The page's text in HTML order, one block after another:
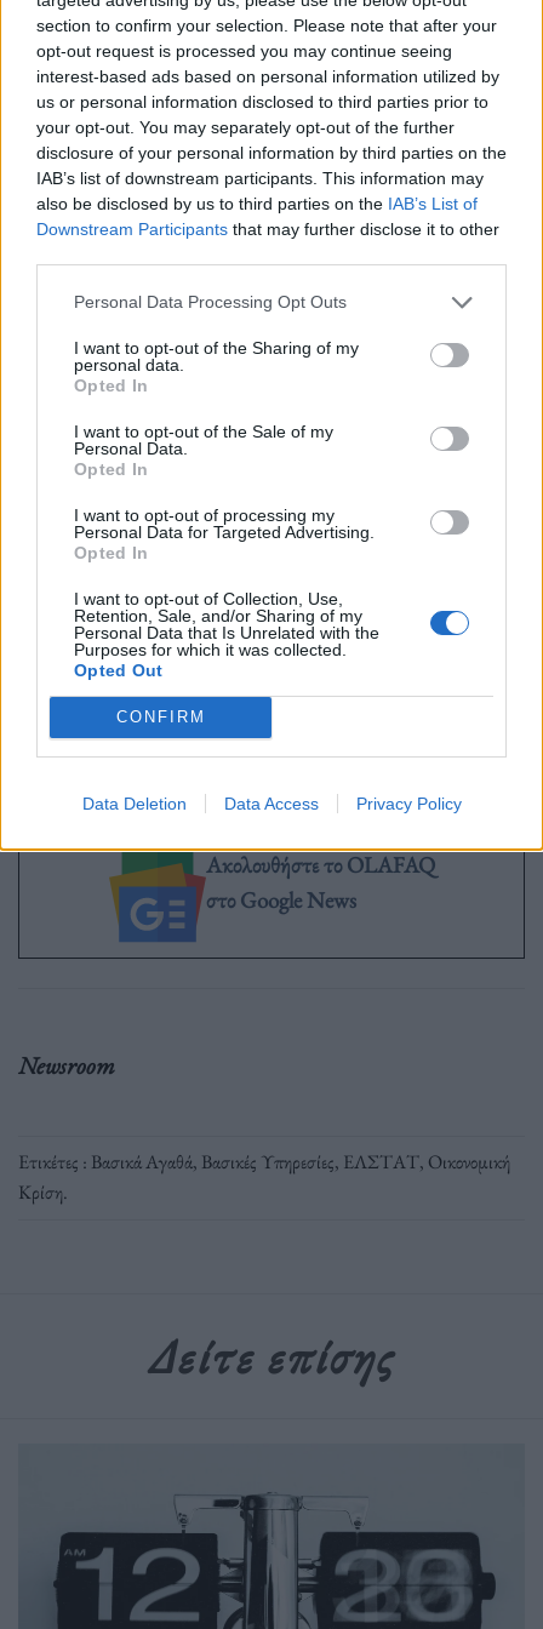
section to confirm your selection. Please note that after your
opt-out request is processed you may continue seeing
interest-based ads based on personal information utilized by
us or personal information disclosed to third parties prior to
your opt-out. You may separately opt-out of the further
disclosure of your personal information by third parties on the
IAB’s list of downstream participants. This information may
also be disclosed by us to third parties on the IAB’s List of
Downstream Participants that may further disclose it to other
Personal Data Processing Opt Outs
I want to opt-out of the Sharing of my
personal data.
Opted In
I want to opt-out of the Sale of my
Personal Data.
Opted In
I want to opt-out of processing my
Personal Data for Targeted Advertising.
Opted In
I want to opt-out of Collection, Use,
Retention, Sale, and/or Sharing of my
Personal Data that Is Unrelated with the
Purposes for which it was collected.
Opted Out
CONFIRM
Data Deletion Data Access Privacy Policy
Το 24% δήλωσε ότι υπήρξε περίπτωση, κατά την διάρκεια των
τελευταίων 12 μηνών, που πραγματικά χρειάστηκε ιατρική εξέταση ή
θεραπεία για πρόβλημα υγείας και δεν υποβλήθηκε σε αυτήν. Τα
ποσοστά για τον φτωχό και μη φτωχό πληθυσμό ανέρχονται σε
36,2% και 21,8%, αντίστοιχα.
Το 9,4% δήλωσε ότι υπήρξε περίπτωση, κατά τη διάρκεια των
τελευταίων 12 μηνών, που δεν υποβλήθηκε σε ιατρική εξέταση ή
θεραπεία όταν πραγματικά την χρειάστηκε λόγω της πανδημίας του
COVID-19. Τα αντίστοιχα ποσοστά για τον φτωχό και μη φτωχό
πληθυσμό ανέρχονται σε 11% και 9%.
Το 28,3% δήλωσε ότι υπήρξε περίπτωση, κατά την διάρκεια των
τελευταίων 12 μηνών, που πραγματικά χρειάστηκε οδοντιατρική
εξέταση ή θεραπεία για πρόβλημα υγείας και δεν υποβλήθηκε σε
αυτήν. Τα αντίστοιχα ποσοστά για τον φτωχό και μη φτωχό
πληθυσμό ανέρχονται σε 42,1% και 25,9%. Το 5,6% του αντίστοιχου
Τέλος, το 74,9% δήλωσε ότι επηρεάστηκε αρνητικά η ψυχική του
υγεία/ευεξία κατά τη διάρκεια των τελευταίων δώδεκα μηνών από την
πανδημία COVID-19, ενώ το 0,6% δήλωσε ότι επηρεάστηκε θετικά
και το 24,5% ότι δεν επηρεάστηκε καθόλου.
ΕΡΤ, Κώστας Τσάβαλος
Ακολουθήστε το OLAFAQ
στο Google News
Newsroom
Ετικέτες : Βασικά Αγαθά, Βασικές Υπηρεσίες, ΕΛΣΤΑΤ, Οικονομική
Κρίση.
Δείτε επίσης